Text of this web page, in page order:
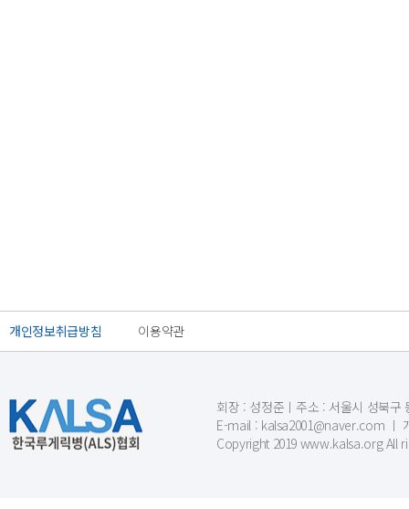
개인정보취급방침 이용약관
회장 : 성정준ㅣ주소 : 서울시 성북구
E-mail : kalsa2001@naver.com ㅣ
Copyright 2019 www.kalsa.org All